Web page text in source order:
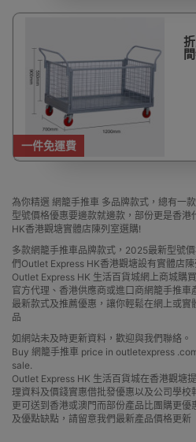
一件免運費
為你精選 網籠手推車 多品牌款式，總有一
型號價格優惠要邊款就邊款，部份更是香
HK香港觀塘實體店陳列室選購!
多款網籠手推車品牌款式，2025最新型號
們Outlet Express HK香港觀塘設有實體店
Outlet Express HK 生活百貨城網上商城購
官方代理、香港供應商或進口商網籠手推
最新款式及推薦優惠，讓你輕鬆在網上或
品
如網站未及時更新資料，歡迎與我們聯絡。
Buy 網籠手推車 price in outletexpress
sale.
Outlet Express HK 生活百貨城在香港觀塘
理資料及價錢實惠借批發優惠以及公司學校
更可送到香港或澳門而部份產品比團購更
及優點缺點，請留意我們最新產品價格更新